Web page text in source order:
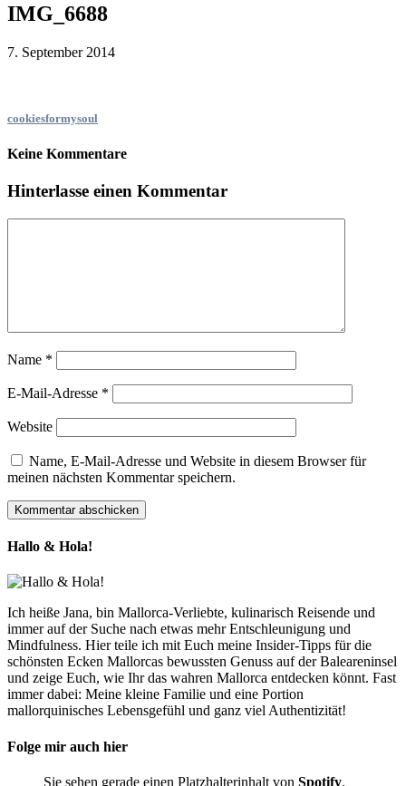
IMG_6688
7. September 2014
cookiesformysoul
Keine Kommentare
Hinterlasse einen Kommentar
Name *
E-Mail-Adresse *
Website
Name, E-Mail-Adresse und Website in diesem Browser für
meinen nächsten Kommentar speichern.
Hallo & Hola!
Ich heiße Jana, bin Mallorca-Verliebte, kulinarisch Reisende und
immer auf der Suche nach etwas mehr Entschleunigung und
Mindfulness. Hier teile ich mit Euch meine Insider-Tipps für die
schönsten Ecken Mallorcas bewussten Genuss auf der Baleareninsel
und zeige Euch, wie Ihr das wahren Mallorca entdecken könnt. Fast
immer dabei: Meine kleine Familie und eine Portion
mallorquinisches Lebensgefühl und ganz viel Authentizität!
Folge mir auch hier
Sie sehen gerade einen Platzhalterinhalt von Spotify.